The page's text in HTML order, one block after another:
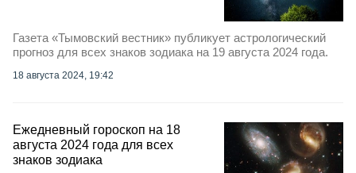
Газета «Тымовский вестник» публикует астрологический
прогноз для всех знаков зодиака на 19 августа 2024 года.
18 августа 2024, 19:42
Ежедневный гороскоп на 18
августа 2024 года для всех
знаков зодиака